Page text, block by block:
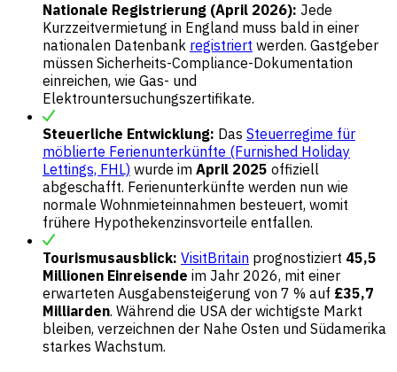
Nationale Registrierung (April 2026): Jede
Kurzzeitvermietung in England muss bald in einer
nationalen Datenbank registriert werden. Gastgeber
müssen Sicherheits-Compliance-Dokumentation
einreichen, wie Gas- und
Elektrountersuchungszertifikate.
Steuerliche Entwicklung: Das Steuerregime für
möblierte Ferienunterkünfte (Furnished Holiday
Lettings, FHL) wurde im April 2025 offiziell
abgeschafft. Ferienunterkünfte werden nun wie
normale Wohnmieteinnahmen besteuert, womit
frühere Hypothekenzinsvorteile entfallen.
Tourismusausblick: VisitBritain prognostiziert 45,5
Millionen Einreisende im Jahr 2026, mit einer
erwarteten Ausgabensteigerung von 7 % auf £35,7
Milliarden. Während die USA der wichtigste Markt
bleiben, verzeichnen der Nahe Osten und Südamerika
starkes Wachstum.